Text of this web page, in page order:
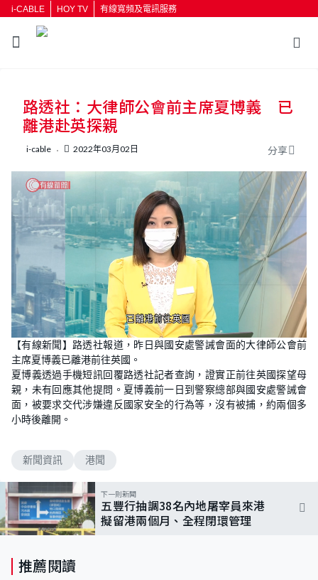
i-CABLE HOY TV 有線寬頻及電訊服務
按輸入鍵開始搜尋
路透社：大律師公會前主席夏博義 已
離港赴英探親
i-cable 2022年03月02日 分享
U
n
m
u
t
e
L
o
a
d
:
1
0
0
【有線新聞】路透社報道，昨日與國安處警誡會面的大律師公會前
主席夏博義已離港前往英國。
夏博義透過手機短訊回覆路透社記者查詢，證實正前往英國探望母
親，未有回應其他提問。夏博義前一日到警察總部與國安處警誡會
面，被要求交代涉嫌違反國家安全的行為等，沒有被捕，約兩個多
小時後離開。
新聞資訊 港聞
下一則新聞
五豐行抽調38名內地屠宰員來港
擬留港兩個月、全程閉環管理
推薦閱讀